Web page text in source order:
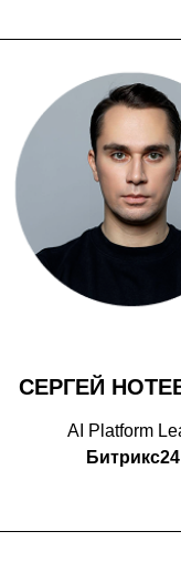
СЕРГЕЙ
AI Platform
Битрикс24